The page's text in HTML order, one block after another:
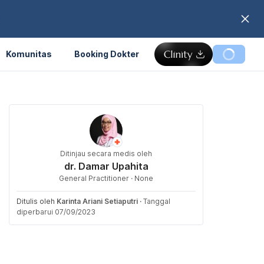
Komunitas Booking Dokter
Ditinjau secara medis oleh
dr. Damar Upahita
General Practitioner · None
Ditulis oleh Karinta Ariani Setiaputri · Tanggal
diperbarui 07/09/2023